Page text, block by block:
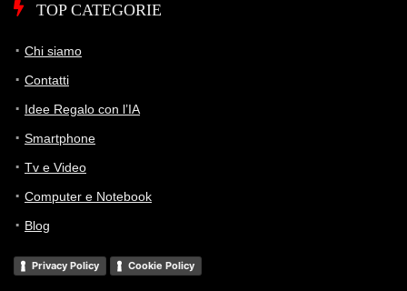
TOP CATEGORIE
Chi siamo
Contatti
Idee Regalo con l’IA
Smartphone
Tv e Video
Computer e Notebook
Blog
Privacy Policy Cookie Policy